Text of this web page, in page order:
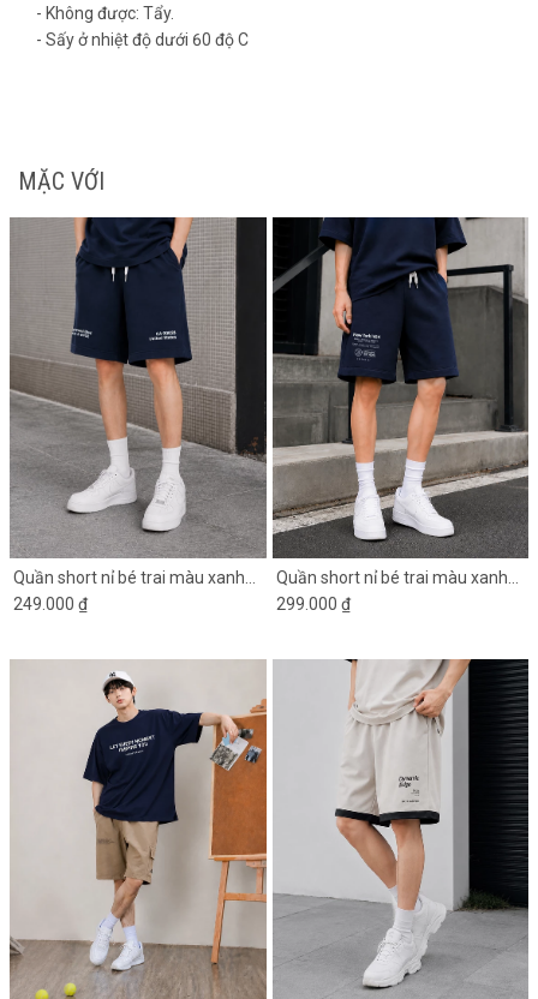
- Không được: Tẩy.
- Sấy ở nhiệt độ dưới 60 độ C
MẶC VỚI
Quần short nỉ bé trai màu xanh
đen in chữ 2 bên
249.000 ₫
Quần short nỉ bé trai màu xanh
đen NY1624
299.000 ₫